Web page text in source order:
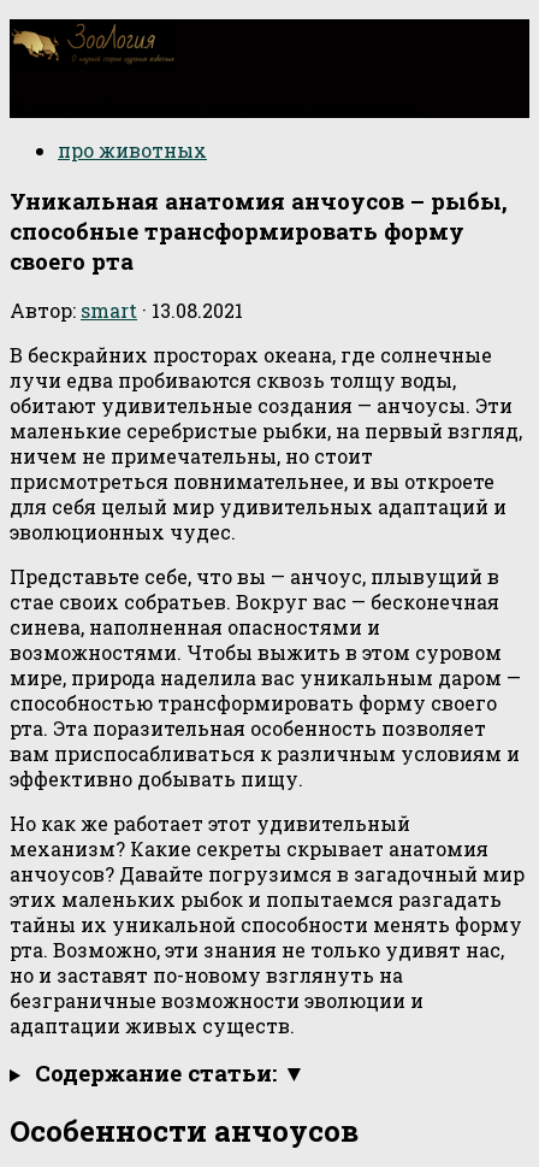
про животных
Уникальная анатомия анчоусов – рыбы,
способные трансформировать форму
своего рта
Автор: smart · 13.08.2021
В бескрайних просторах океана, где солнечные
лучи едва пробиваются сквозь толщу воды,
обитают удивительные создания — анчоусы. Эти
маленькие серебристые рыбки, на первый взгляд,
ничем не примечательны, но стоит
присмотреться повнимательнее, и вы откроете
для себя целый мир удивительных адаптаций и
эволюционных чудес.
Представьте себе, что вы — анчоус, плывущий в
стае своих собратьев. Вокруг вас — бесконечная
синева, наполненная опасностями и
возможностями. Чтобы выжить в этом суровом
мире, природа наделила вас уникальным даром —
способностью трансформировать форму своего
рта. Эта поразительная особенность позволяет
вам приспосабливаться к различным условиям и
эффективно добывать пищу.
Но как же работает этот удивительный
механизм? Какие секреты скрывает анатомия
анчоусов? Давайте погрузимся в загадочный мир
этих маленьких рыбок и попытаемся разгадать
тайны их уникальной способности менять форму
рта. Возможно, эти знания не только удивят нас,
но и заставят по-новому взглянуть на
безграничные возможности эволюции и
адаптации живых существ.
Содержание статьи: ▼
Особенности анчоусов